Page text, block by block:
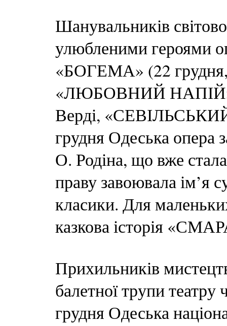
Шанувальників
улюбленими героями
«БОГЕМА» (22
«ЛЮБОВНИЙ НАПІЙ»
Верді,
грудня Одеська
О. Родіна, що вже
праву завоювала ім’я
класики. Для
казкова історія
Прихильників
балетної трупи театру
грудня Одеська